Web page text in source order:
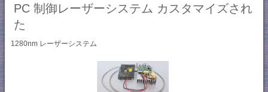
PC 制御レーザーシステム カスタマイズされ
た
1280nm レーザーシステム